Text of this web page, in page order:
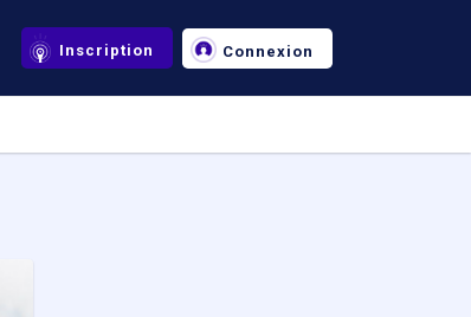
Inscription Connexion